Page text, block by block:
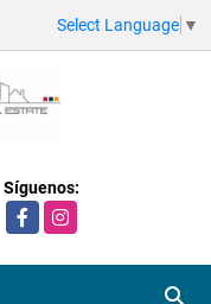
Select Language ▼
Síguenos:
FacebookInstagram